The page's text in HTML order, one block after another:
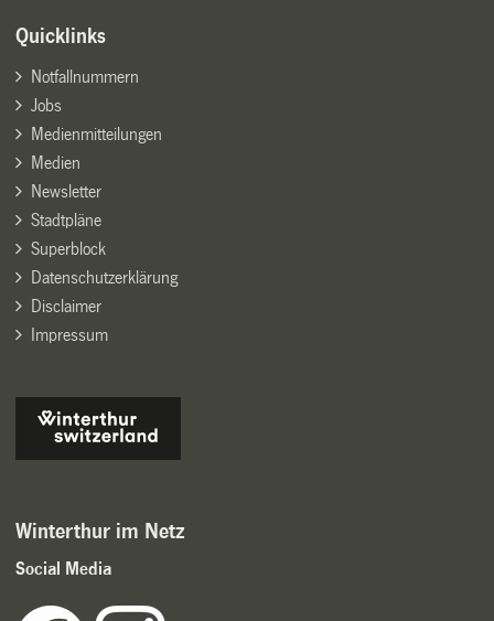
Quicklinks
Notfallnummern
Jobs
Medienmitteilungen
Medien
Newsletter
Stadtpläne
Superblock
Datenschutzerklärung
Disclaimer
Impressum
Winterthur im Netz
Social Media